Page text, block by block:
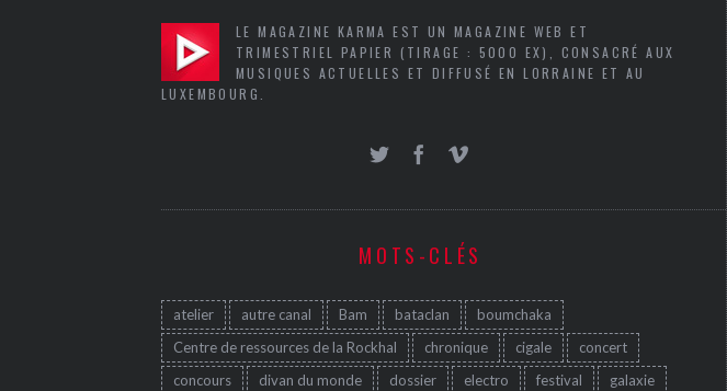
LE MAGAZINE KARMA EST UN MAGAZINE WEB ET
TRIMESTRIEL PAPIER (TIRAGE : 5000 EX), CONSACRÉ AUX
MUSIQUES ACTUELLES ET DIFFUSÉ EN LORRAINE ET AU
LUXEMBOURG.
MOTS-CLÉS
atelier autre canal Bam bataclan
boumchaka
Centre de ressources de la Rockhal
chronique cigale
concert
concours
divan du monde dossier electro festival galaxie